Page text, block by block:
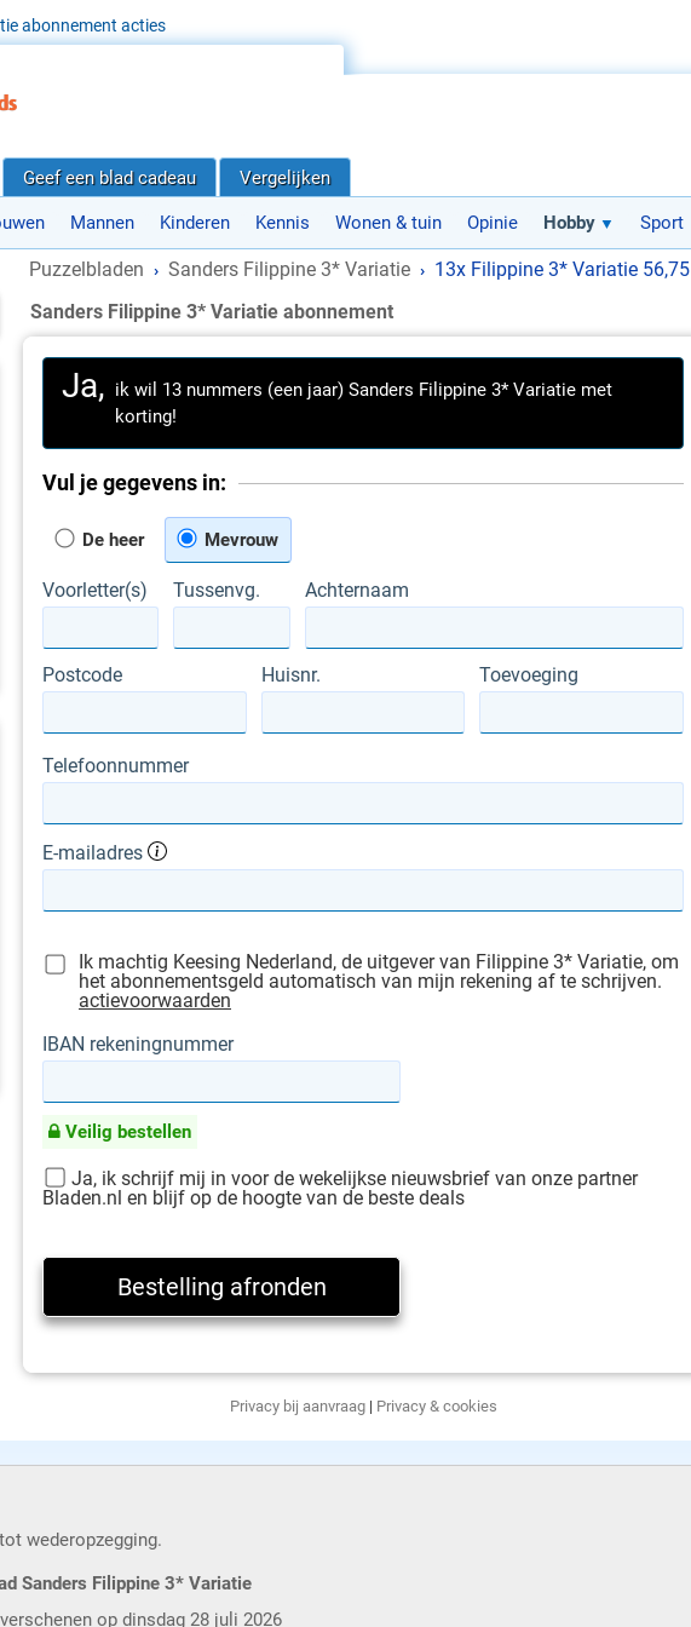
abonnement acties
Mannen Kinderen Kennis Wonen & tuin Opinie Hobby Sport
Geef een blad cadeau Vergelijken
Puzzelbladen › Sanders Filippine 3* Variatie › 13x Filippine 3* Variatie 56,75
Sanders Filippine 3* Variatie abonnement
Ja, ik wil 13 nummers (een jaar) Sanders Filippine 3* Variatie met
korting!
Vul je gegevens in:
De heer Mevrouw
Voorletter(s) Tussenvg. Achternaam
Postcode Huisnr. Toevoeging
Telefoonnummer
E-mailadres
Ik machtig Keesing Nederland, de uitgever van Filippine 3* Variatie, om
het abonnementsgeld automatisch van mijn rekening af te schrijven.
actievoorwaarden
IBAN rekeningnummer
Veilig bestellen
Ja, ik schrijf mij in voor de wekelijkse nieuwsbrief van onze partner
Bladen.nl en blijf op de hoogte van de beste deals
Privacy bij aanvraag| Privacy & cookies
wederopzegging.
Sanders Filippine 3* Variatie
op dinsdag 28 juli 2026